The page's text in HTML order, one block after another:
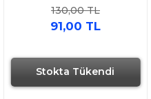
Stokta Tükendi
130,00 TL
91,00 TL